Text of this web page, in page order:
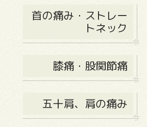
首の痛み・ストレー
トネック
膝痛・股関節痛
五十肩、肩の痛み